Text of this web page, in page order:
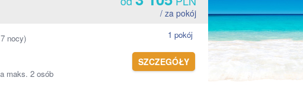
/ za pokój
nocy)
maks. 2 osób
1 pokój
SZCZEGÓŁY